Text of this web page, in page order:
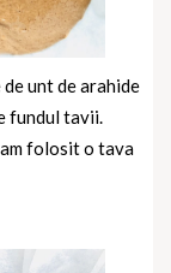
unt de arahide
fundul tavii.
folosit o tava